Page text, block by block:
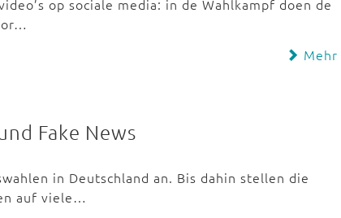
op sociale media: in de Wahlkampf doen de
Mehr
Fake News
in Deutschland an. Bis dahin stellen die
auf viele…